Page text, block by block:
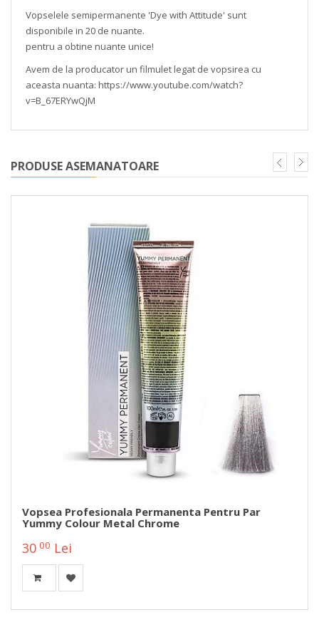
Vopselele semipermanente 'Dye with Attitude' sunt
disponibile in 20 de nuante.
pentru a obtine nuante unice!
Avem de la producator un filmulet legat de vopsirea cu
aceasta nuanta: https://www.youtube.com/watch?
v=B_67ERYwQjM
PRODUSE ASEMANATOARE
Vopsea Profesionala Permanenta Pentru Par
Yummy Colour Metal Chrome
30 00 Lei